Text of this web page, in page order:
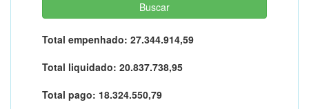
Total empenhado: 27.344.914,59
Total liquidado: 20.837.738,95
Total pago: 18.324.550,79